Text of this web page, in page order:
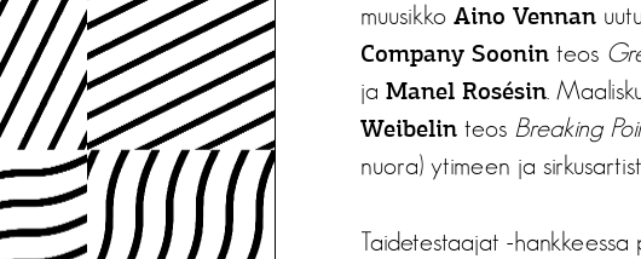
muusikko Aino Vennan
Company Soonin teos
ja Manel Rosésin .
Weibelin teos Breaking
nuora) ytimeen ja
Taidetestaajat -